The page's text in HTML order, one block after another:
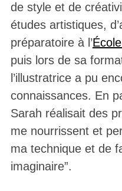
de style et de
études artistiques,
préparatoire à l’
puis lors de sa
l’illustratrice a pu
connaissances. En
Sarah réalisait des
me nourrissent et
ma technique et de
imaginaire”.